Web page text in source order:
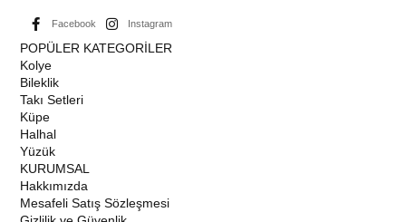
Facebook Instagram
POPÜLER KATEGORİLER
Kolye
Bileklik
Takı Setleri
Küpe
Halhal
Yüzük
KURUMSAL
Hakkımızda
Mesafeli Satış Sözleşmesi